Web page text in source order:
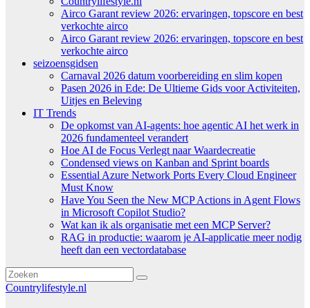
Airco Garant review 2026: ervaringen, topscore en best
verkochte airco
Airco Garant review 2026: ervaringen, topscore en best
verkochte airco
seizoensgidsen
Carnaval 2026 datum voorbereiding en slim kopen
Pasen 2026 in Ede: De Ultieme Gids voor Activiteiten,
Uitjes en Beleving
IT Trends
De opkomst van AI-agents: hoe agentic AI het werk in
2026 fundamenteel verandert
Hoe AI de Focus Verlegt naar Waardecreatie
Condensed views on Kanban and Sprint boards
Essential Azure Network Ports Every Cloud Engineer
Must Know
Have You Seen the New MCP Actions in Agent Flows
in Microsoft Copilot Studio?
Wat kan ik als organisatie met een MCP Server?
RAG in productie: waarom je AI-applicatie meer nodig
heeft dan een vectordatabase
Countrylifestyle.nl